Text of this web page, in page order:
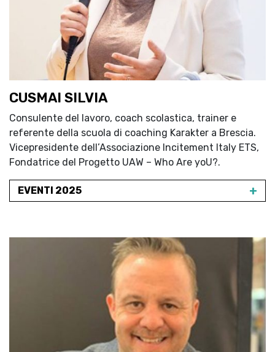
CUSMAI SILVIA
Consulente del lavoro, coach scolastica, trainer e
referente della scuola di coaching Karakter a Brescia.
Vicepresidente dell’Associazione Incitement Italy ETS,
Fondatrice del Progetto UAW – Who Are yoU?.
EVENTI 2025 +